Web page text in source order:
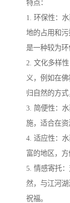
特点：
1. 环保性：
地的占用和
是一种较为环
2. 文化多样
义，例如在
归自然的方式
3. 简便性：
施，适合在资
4. 适应性：
富的地区，方
5. 情感寄托
然，与江河
祝福。